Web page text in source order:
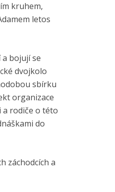
kruhem,
letos
bojují se
dvojkolo
sbírku
organizace
a rodiče o této
do
záchodcích a